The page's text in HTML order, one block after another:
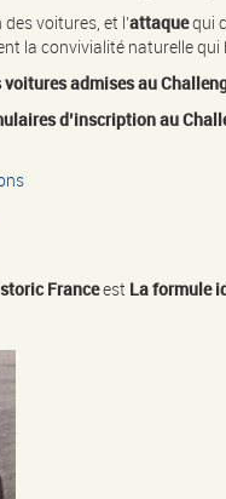
voitures, et l’attaquequi
la convivialité naturelle qui
voitures admises au
d’inscription au
Franceest La formule